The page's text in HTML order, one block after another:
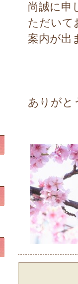
尚誠に申
ただいて
案内が出
ありがと